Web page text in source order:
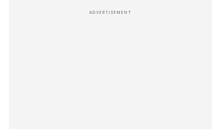
ADVERTISEMENT